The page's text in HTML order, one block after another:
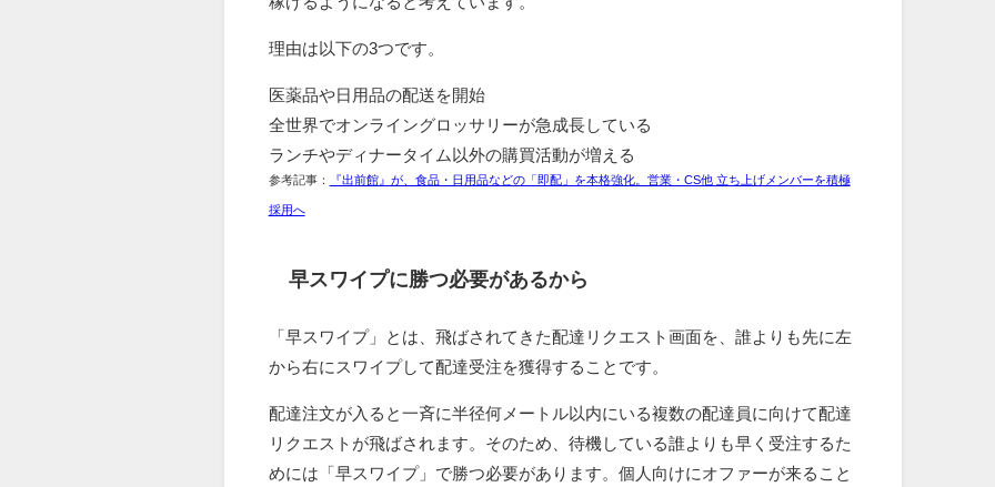
理由は以下の3つです。
医薬品や日用品の配送を開始
全世界でオンライングロッサリーが急成長している
ランチやディナータイム以外の購買活動が増える
参考記事： 『出前館』が、食品・日用品などの「即配」を本格強化。営業・CS他 立ち上げメンバーを積極
採用へ
早スワイプに勝つ必要があるから
「早スワイプ」とは、飛ばされてきた配達リクエスト画面を、誰よりも先に左
から右にスワイプして配達受注を獲得することです。
配達注文が入ると一斉に半径何メートル以内にいる複数の配達員に向けて配達
リクエストが飛ばされます。そのため、待機している誰よりも早く受注するた
めには「早スワイプ」で勝つ必要があります。個人向けにオファーが来ること